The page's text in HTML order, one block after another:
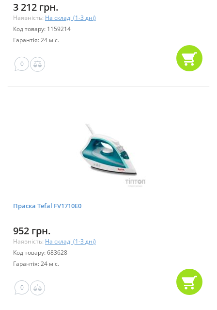
3 212 грн.
Наявність: На складі (1-3 дні)
Код товару: 1159214
Гарантія: 24 міс.
0
Праска Tefal FV1710E0
952 грн.
Наявність: На складі (1-3 дні)
Код товару: 683628
Гарантія: 24 міс.
0